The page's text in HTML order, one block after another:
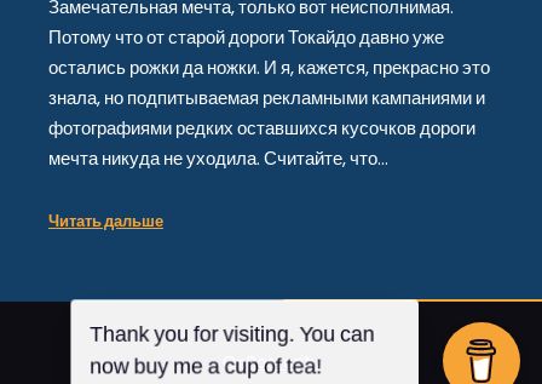
Замечательная мечта, только вот неисполнимая.
Потому что от старой дороги Токайдо давно уже
остались рожки да ножки. И я, кажется, прекрасно это
знала, но подпитываемая рекламными кампаниями и
фотографиями редких оставшихся кусочков дороги
мечта никуда не уходила. Считайте, что…
Читать дальше
ОтPosterity